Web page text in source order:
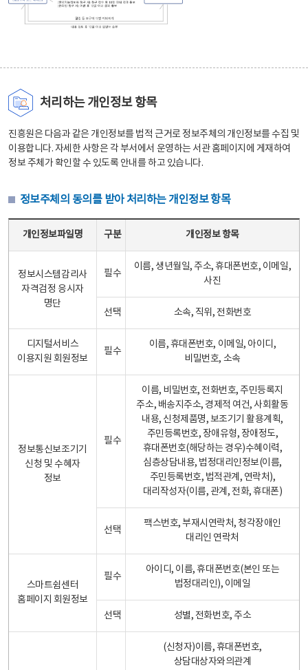
처리하는 개인정보 항목
진흥원은 다음과 같은 개인정보를 법적 근거로 정보주체의 개인정보를 수집 및
이용합니다. 자세한 사항은 각 부서에서 운영하는 서관 홈페이지에 게재하여
정보 주체가 확인할 수 있도록 안내를 하고 있습니다.
정보주체의 동의를 받아 처리하는 개인정보 항목
개인정보파일명 구분 개인정보 항목
정보시스템감리사
자격검정 응시자
명단
필수
이름, 생년월일, 주소, 휴대폰번호, 이메일,
사진
선택 소속, 직위, 전화번호
디지털서비스
이용지원 회원정보
필수
이름, 휴대폰번호, 이메일, 아이디,
비밀번호, 소속
정보통신보조기기
신청 및 수혜자
정보
필수
이름, 비밀번호, 전화번호, 주민등록지
주소, 배송지주소, 경제적 여건, 사회활동
내용, 신청제품명, 보조기기 활용계획,
주민등록번호, 장애유형, 장애정도,
휴대폰번호(해당하는 경우)수혜이력,
심층상담내용, 법정대리인정보(이름,
주민등록번호, 법적관계, 연락처),
대리작성자(이름, 관계, 전화, 휴대폰)
선택
팩스번호, 부재시연락처, 청각장애인
대리인 연락처
스마트쉼센터
홈페이지 회원정보
필수
아이디, 이름, 휴대폰번호(본인 또는
법정대리인), 이메일
선택 성별, 전화번호, 주소
(신청자)이름, 휴대폰번호,
상담대상자와의관계